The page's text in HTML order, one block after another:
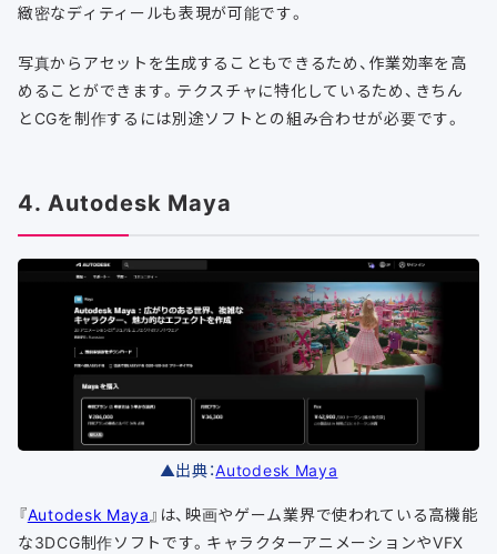
緻密なディティールも表現が可能です。
写真からアセットを生成することもできるため、作業効率を高
めることができます。テクスチャに特化しているため、きちん
とCGを制作するには別途ソフトとの組み合わせが必要です。
4. Autodesk Maya
▲出典：Autodesk Maya
『Autodesk Maya 』は、映画やゲーム業界で使われている高機能
な3DCG制作ソフトです。キャラクターアニメーションやVFX